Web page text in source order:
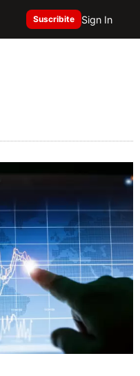
Suscribite Sign In